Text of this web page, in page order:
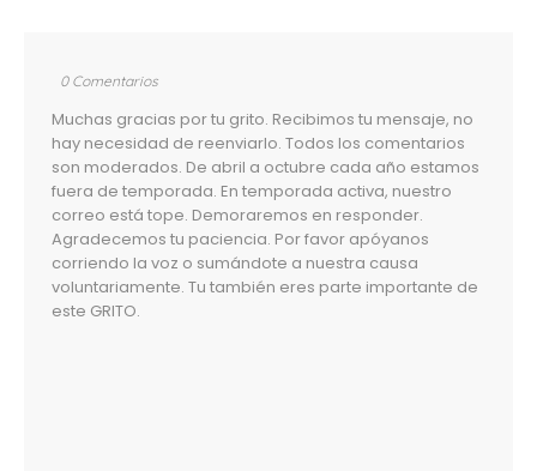
0 Comentarios
Muchas gracias por tu grito. Recibimos tu mensaje, no
hay necesidad de reenviarlo. Todos los comentarios
son moderados. De abril a octubre cada año estamos
fuera de temporada. En temporada activa, nuestro
correo está tope. Demoraremos en responder.
Agradecemos tu paciencia. Por favor apóyanos
corriendo la voz o sumándote a nuestra causa
voluntariamente. Tu también eres parte importante de
este GRITO.